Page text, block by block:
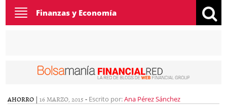
Toggle
navigation
Finanzas y Economía
AHORRO | 16 MARZO, 2015 - Escrito por:Ana Pérez Sánchez